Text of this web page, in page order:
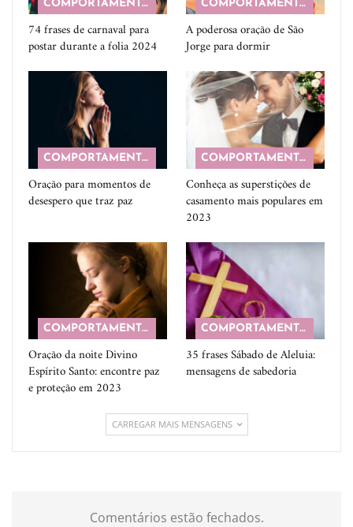
COMPORTAMENTO
74 frases de carnaval para
postar durante a folia 2024
COMPORTAMENTO
A poderosa oração de São
Jorge para dormir
COMPORTAMENTO
Oração para momentos de
desespero que traz paz
COMPORTAMENTO
Conheça as superstições de
casamento mais populares em
2023
COMPORTAMENTO
Oração da noite Divino
Espírito Santo: encontre paz
e proteção em 2023
COMPORTAMENTO
35 frases Sábado de Aleluia:
mensagens de sabedoria
CARREGAR MAIS MENSAGENS
Comentários estão fechados.